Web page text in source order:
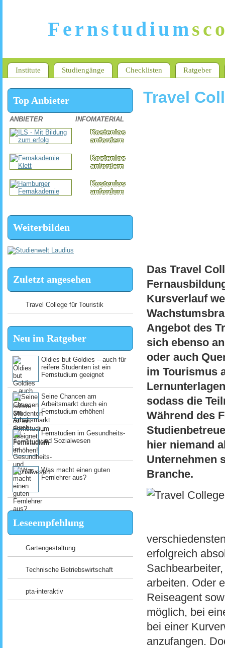
Fernstudium
Institute Studiengänge Checklisten Ratgeber
Travel
Das Travel
Kursverlauf
Angebot des
sich ebenso
oder auch
im Tourismus
sodass die
Während des
hier niemand
Unternehmen
Branche.
erfolgreich
arbeiten. Oder
Reiseagent
möglich, bei
bei einer
anzufangen.
Top Anbieter
ANBIETER INFOMATERIAL
Kostenlos
anfordern
Kostenlos
anfordern
Kostenlos
anfordern
Weiterbilden
Zuletzt angesehen
Travel College für Touristik
Neu im Ratgeber
Oldies but Goldies – auch für
reifere Studenten ist ein
Fernstudium geeignet
Seine Chancen am
Arbeitsmarkt durch ein
Fernstudium erhöhen!
Fernstudien im Gesundheits-
und Sozialwesen
Was macht einen guten
Fernlehrer aus?
Leseempfehlung
Gartengestaltung
Technische Betriebswirtschaft
pta-interaktiv